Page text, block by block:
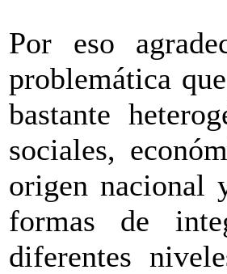
Por eso
problemática
bastante
sociales,
origen nacional
formas de
diferentes